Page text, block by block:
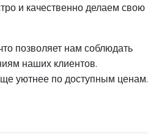
и качественно делаем свою
позволяет нам соблюдать
наших клиентов.
уютнее по доступным ценам.